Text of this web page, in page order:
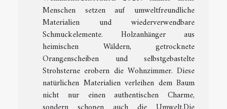
Menschen setzen auf umweltfreundliche
Materialien und wiederverwendbare
Schmuckelemente. Holzanhänger aus
heimischen Wäldern, getrocknete
Orangenscheiben und selbstgebastelte
Strohsterne erobern die Wohnzimmer. Diese
natürlichen Materialien verleihen dem Baum
nicht nur einen authentischen Charme,